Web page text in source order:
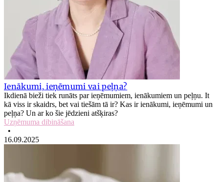
Ienākumi, ieņēmumi vai peļņa?
Ikdienā bieži tiek runāts par ieņēmumiem, ienākumiem un peļņu. It
kā viss ir skaidrs, bet vai tiešām tā ir? Kas ir ienākumi, ieņēmumi un
peļņa? Un ar ko šie jēdzieni atšķiras?
Uzņēmuma dibināšana
•
16.09.2025